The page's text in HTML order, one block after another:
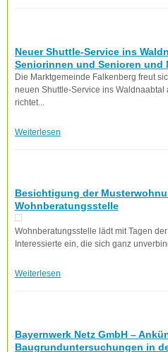
Neuer Shuttle-Service ins
Seniorinnen und Senioren und
Die Marktgemeinde Falkenberg freut
neuen Shuttle-Service ins
richtet...
Weiterlesen
Besichtigung der
Wohnberatungsstelle
Wohnberatungsstelle lädt mit Tagen
Interessierte ein, die sich ganz
Weiterlesen
Bayernwerk Netz GmbH –
Baugrunduntersuchungen in